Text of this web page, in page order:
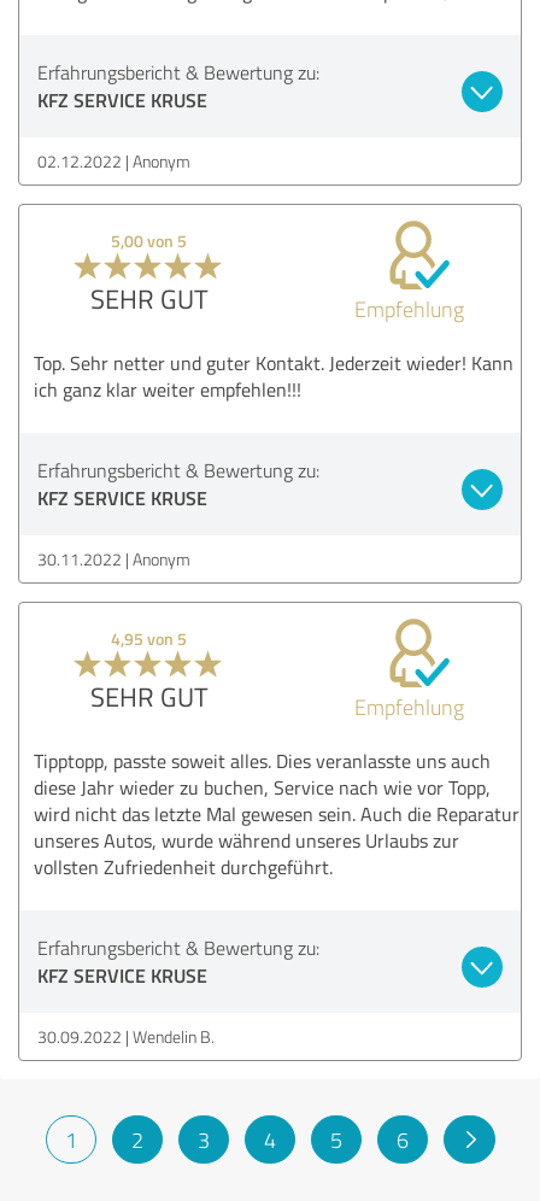
Erfahrungsbericht & Bewertung zu:
KFZ SERVICE KRUSE
02.12.2022 Anonym
5,00 von 5
SEHR GUT Empfehlung
Top. Sehr netter und guter Kontakt. Jederzeit wieder! Kann
ich ganz klar weiter empfehlen!!!
Erfahrungsbericht & Bewertung zu:
KFZ SERVICE KRUSE
30.11.2022 Anonym
4,95 von 5
SEHR GUT Empfehlung
Tipptopp, passte soweit alles. Dies veranlasste uns auch
diese Jahr wieder zu buchen, Service nach wie vor Topp,
wird nicht das letzte Mal gewesen sein. Auch die Reparatur
unseres Autos, wurde während unseres Urlaubs zur
vollsten Zufriedenheit durchgeführt.
Erfahrungsbericht & Bewertung zu:
KFZ SERVICE KRUSE
30.09.2022 Wendelin B.
1 2 3 4 5 6